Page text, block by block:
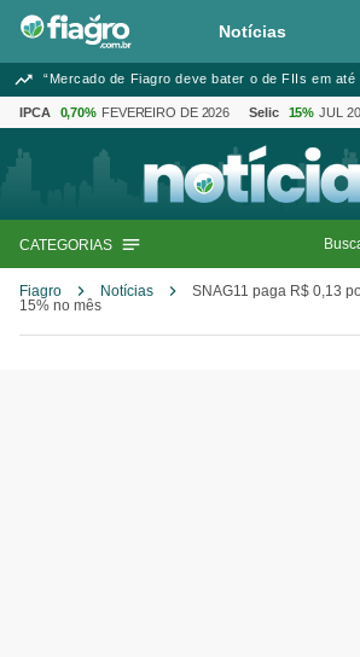
Notícias
“Mercado de Fiagro deve bater o de FIIs em
IPCA 0,70% FEVEREIRO DE 2026 Selic 15% JUL
CATEGORIAS
Fiagro Notícias
SNAG11 paga R$ 0,13
15% no mês